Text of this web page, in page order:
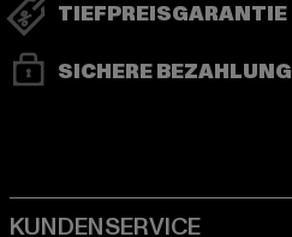
TIEFPREISGARANTIE
SICHERE BEZAHLUNG